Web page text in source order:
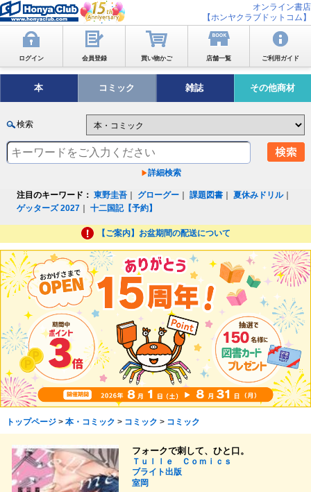
オンライン書店
【ホンヤクラブドットコム】
ログイン 会員登録 買い物かご 店舗一覧 ご利用ガイド
本 コミック 雑誌 その他商材
検索
詳細検索
注目のキーワード： 東野圭吾 グローグー ｜課題図書 ｜夏休みドリル｜
ゲッターズ 2027 ｜十二国記【予約】
【ご案内】お盆期間の配送について
トップページ> 本・コミック > コミック > コミック
フォークで刺して、ひと口。
Ｔｕｌｌｅ Ｃｏｍｉｃｓ
ブライト出版
室岡